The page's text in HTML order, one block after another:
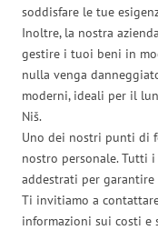
soddisfare le tue
Inoltre, la nostra
gestire i tuoi beni in
nulla venga
moderni, ideali per il
Niš.
Uno dei nostri punti di
nostro personale. Tutti
addestrati per
Ti invitiamo a
informazioni sui costi e